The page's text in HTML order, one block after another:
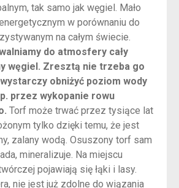
tak samo jak węgiel. Mało
w porównaniu do
na całym świecie.
do atmosfery cały
węgiel. Zresztą nie trzeba go
obniżyć poziom wody
przez wykopanie rowu
Torf może trwać przez tysiące lat
tylko dzięki temu, że jest
zalany wodą. Osuszony torf sam
mineralizuje. Na miejscu
pojawiają się łąki i lasy.
nie jest już zdolne do wiązania